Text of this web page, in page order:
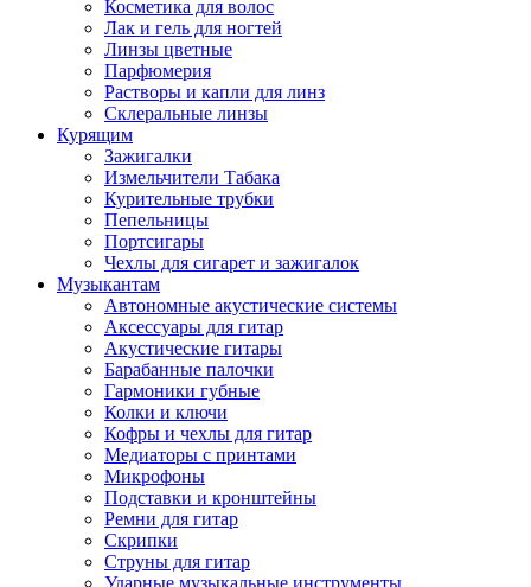
Косметика для волос
Лак и гель для ногтей
Линзы цветные
Парфюмерия
Растворы и капли для линз
Склеральные линзы
Курящим
Зажигалки
Измельчители Табака
Курительные трубки
Пепельницы
Портсигары
Чехлы для сигарет и зажигалок
Музыкантам
Автономные акустические системы
Аксессуары для гитар
Акустические гитары
Барабанные палочки
Гармоники губные
Колки и ключи
Кофры и чехлы для гитар
Медиаторы с принтами
Микрофоны
Подставки и кронштейны
Ремни для гитар
Скрипки
Струны для гитар
Ударные музыкальные инструменты